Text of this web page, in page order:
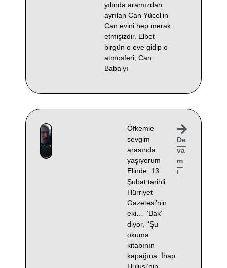
yılında aramızdan
ayrılan Can Yücel’in
Can evini hep merak
etmişizdir. Elbet
birgün o eve gidip o
atmosferi, Can
Baba’yı
Öfkemle
sevgim
arasında
yaşıyorum
Elinde, 13
Şubat tarihli
Hürriyet
Gazetesi’nin
eki… ‘‘Bak’’
diyor, ‘‘Şu
okuma
kitabının
kapağına. İhap
De
va
m
ı